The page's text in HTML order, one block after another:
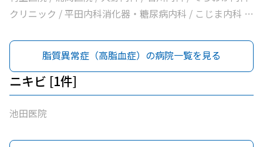
クリニック / 平田内科消化器・糖尿病内科 / こじま内科 /
法人北斗会大洲中央病院
脂質異常症（高脂血症）の病院一覧を見る
ニキビ [1件]
池田医院